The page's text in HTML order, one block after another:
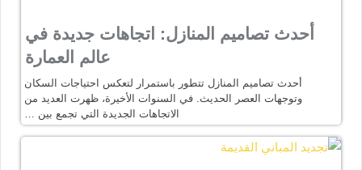
أحدث تصاميم المنازل: اتجاهات جديدة في
عالم العمارة
أحدث تصاميم المنازل تتطور باستمرار لتعكس احتياجات السكان
وتوجهات العصر الحديث. في السنوات الأخيرة، ظهرت العديد من
الاتجاهات الجديدة التي تجمع بين …